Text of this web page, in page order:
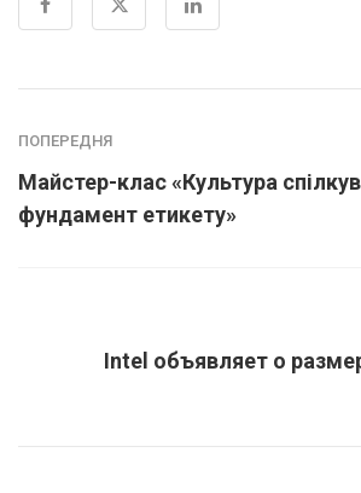
ПОПЕРЕДНЯ
Майстер-клас «Культура
фундамент етикету»
Intel объявляет о